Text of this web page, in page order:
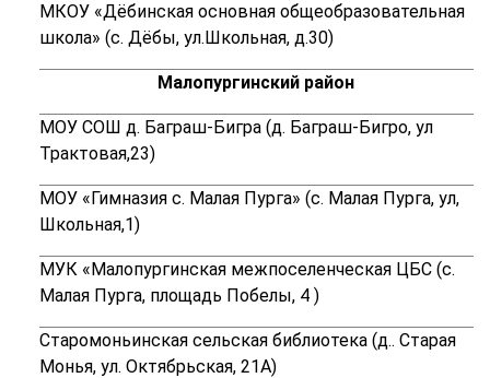
МКОУ «Дёбинская основная общеобразовательная
школа» (с. Дёбы, ул.Школьная, д.30)
Малопургинский район
МОУ СОШ д. Баграш-Бигра (д. Баграш-Бигро, ул
Трактовая,23)
МОУ «Гимназия с. Малая Пурга» (с. Малая Пурга, ул,
Школьная,1)
МУК «Малопургинская межпоселенческая ЦБС (с.
Малая Пурга, площадь Побелы, 4 )
Старомоньинская сельская библиотека (д.. Старая
Монья, ул. Октябрьская, 21А)